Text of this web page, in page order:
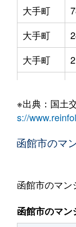
大手町
大手町
大手町
大森町
五稜郭町
末広町
※出典：国土
s://
函館市のマ
函館市のマン
函館市のマ